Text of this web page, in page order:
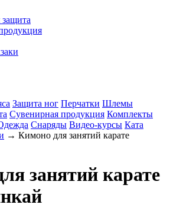
Защита ног Перчатки Шлемы
Сувенирная продукция Комплекты
Снаряды Видео-курсы Ката
→ Кимоно для занятий карате
занятий карате